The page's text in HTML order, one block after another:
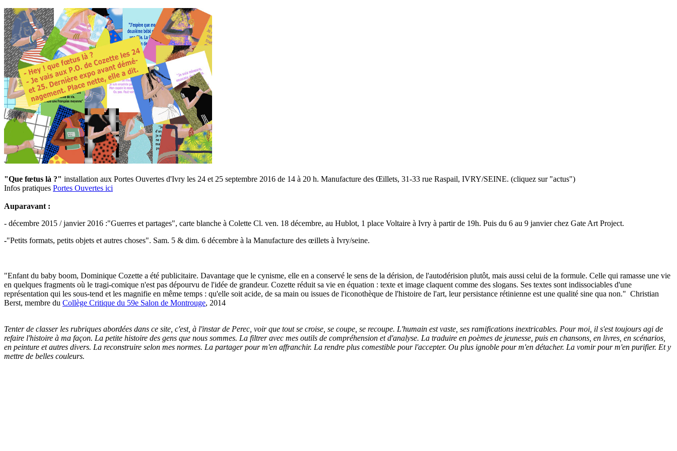
"Que fœtus là ?" installation aux Portes Ouvertes d'Ivry les 24 et 25 septembre 2016 de 14 à 20 h. Manufacture des Œillets, 31-33 rue Raspail, IVRY/SEINE. (cliquez sur "actus")
Infos pratiques Portes Ouvertes ici
Auparavant :
- décembre 2015 / janvier 2016 :"Guerres et partages", carte blanche à Colette Cl. ven. 18 décembre, au Hublot, 1 place Voltaire à Ivry à partir de 19h. Puis du 6 au 9 janvier chez Gate Art Project.
-"Petits formats, petits objets et autres choses". Sam. 5 & dim. 6 décembre à la Manufacture des œillets à Ivry/seine.
"Enfant du baby boom, Dominique Cozette a été publicitaire. Davantage que le cynisme, elle en a conservé le sens de la dérision, de l'autodérision plutôt, mais aussi celui de la formule. Celle qui ramasse une vie
en quelques fragments où le tragi-comique n'est pas dépourvu de l'idée de grandeur. Cozette réduit sa vie en équation : texte et image claquent comme des slogans. Ses textes sont indissociables d'une
représentation qui les sous-tend et les magnifie en même temps : qu'elle soit acide, de sa main ou issues de l'iconothèque de l'histoire de l'art, leur persistance rétinienne est une qualité sine qua non." Christian
Berst, membre du Collège Critique du 59e Salon de Montrouge, 2014
Tenter de classer les rubriques abordées dans ce site, c'est, à l'instar de Perec, voir que tout se croise, se coupe, se recoupe. L'humain est vaste, ses ramifications inextricables. Pour moi, il s'est toujours agi de
refaire l'histoire à ma façon. La petite histoire des gens que nous sommes. La filtrer avec mes outils de compréhension et d'analyse. La traduire en poèmes de jeunesse, puis en chansons, en livres, en scénarios,
en peinture et autres divers. La reconstruire selon mes normes. La partager pour m'en affranchir. La rendre plus comestible pour l'accepter. Ou plus ignoble pour m'en détacher. La vomir pour m'en purifier. Et y
mettre de belles couleurs.